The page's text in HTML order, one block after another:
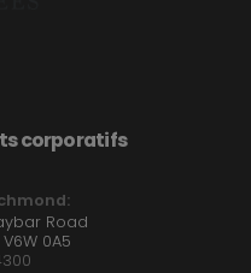
corporatifs
Road
0A5